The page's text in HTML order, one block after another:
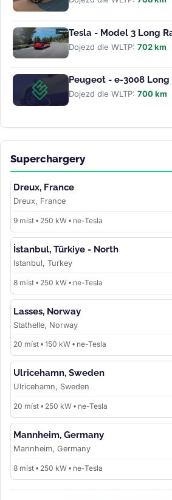
Tesla - Model 3 Long
Dojezd dle WLTP: 702 km
Peugeot - e-3008 Long
Dojezd dle WLTP: 700 km
Superchargery
Dreux, France
Dreux, France
9 míst • 250 kW • ne-Tesla
İstanbul, Türkiye - North
Istanbul, Turkey
8 míst • 250 kW • ne-Tesla
Lasses, Norway
Stathelle, Norway
20 míst • 150 kW • ne-Tesla
Ulricehamn, Sweden
Ulricehamn, Sweden
20 míst • 250 kW • ne-Tesla
Mannheim, Germany
Mannheim, Germany
8 míst • 250 kW • ne-Tesla